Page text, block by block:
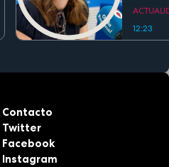
12:23
Contacto
Twitter
Facebook
Instagram